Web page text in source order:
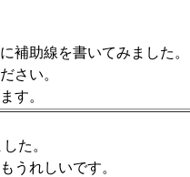
補助線を書いてみました。
さい。
す。
た。
うれしいです。